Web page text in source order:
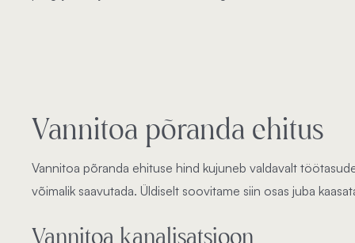
Vannitoa põranda ehitus
Vannitoa põranda ehituse hind kujuneb valdavalt
võimalik saavutada. Üldiselt soovitame siin osas juba